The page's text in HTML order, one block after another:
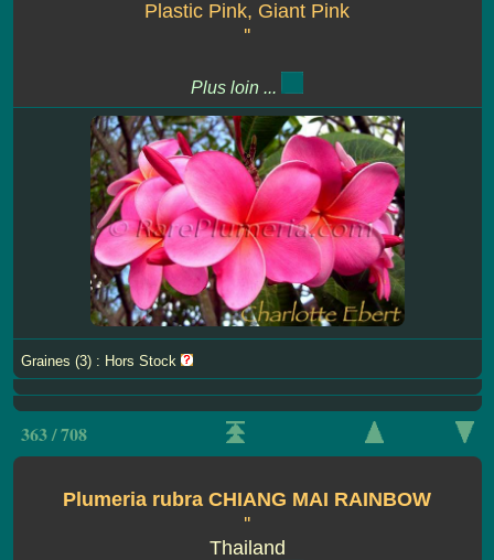
Plastic Pink, Giant Pink
''
Plus loin ...
Graines (3) : Hors Stock
363 / 708
Plumeria rubra CHIANG MAI RAINBOW
''
Thailand